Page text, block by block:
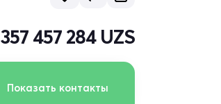
357 457 284 UZS
Показать контакты